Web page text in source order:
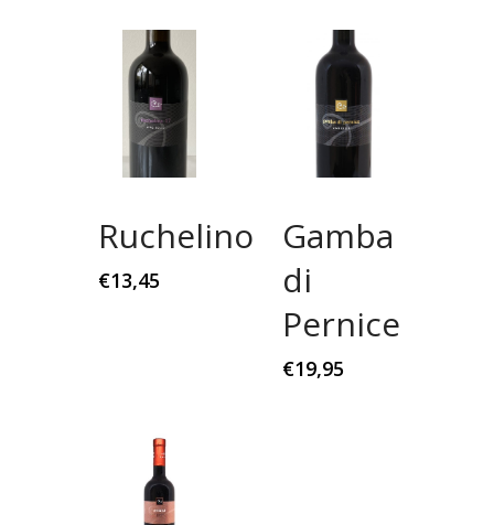
Ruchelino
€13,45
Gamba
di
Pernice
€19,95